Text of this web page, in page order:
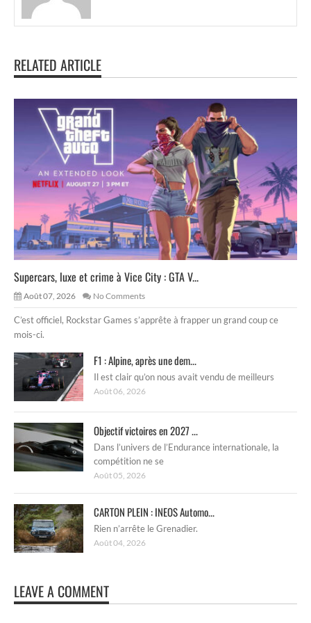
RELATED ARTICLE
Supercars, luxe et crime à Vice City : GTA V...
Août 07, 2026 No Comments
C’est officiel, Rockstar Games s’apprête à frapper un grand coup ce
mois-ci.
F1 : Alpine, après une dem...
Il est clair qu’on nous avait vendu de meilleurs
Août 06, 2026
Objectif victoires en 2027 ...
Dans l’univers de l’Endurance internationale, la
compétition ne se
Août 05, 2026
CARTON PLEIN : INEOS Automo...
Rien n’arrête le Grenadier.
Août 04, 2026
LEAVE A COMMENT